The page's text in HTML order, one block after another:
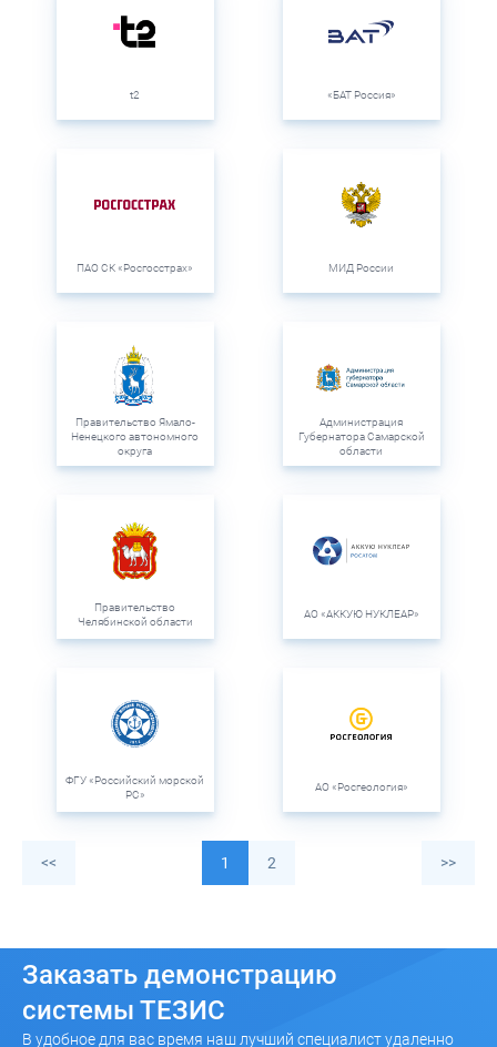
t2 «БАТ Россия»
ПАО СК «Росгосстрах» МИД России
Правительство Ямало-
Ненецкого автономного
округа
Администрация
Губернатора Самарской
области
Правительство
Челябинской области
АО «АККУЮ НУКЛЕАР»
ФГУ «Российский морской
РС»
АО «Росгеология»
<< 1 2 >>
Заказать демонстрацию
системы ТЕЗИС
В удобное для вас время наш лучший специалист удаленно